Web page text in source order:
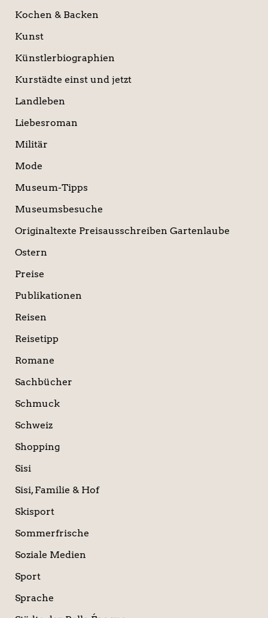
Kochen & Backen
Kunst
Künstlerbiographien
Kurstädte einst und jetzt
Landleben
Liebesroman
Militär
Mode
Museum-Tipps
Museumsbesuche
Originaltexte Preisausschreiben Gartenlaube
Ostern
Preise
Publikationen
Reisen
Reisetipp
Romane
Sachbücher
Schmuck
Schweiz
Shopping
Sisi
Sisi, Familie & Hof
Skisport
Sommerfrische
Soziale Medien
Sport
Sprache